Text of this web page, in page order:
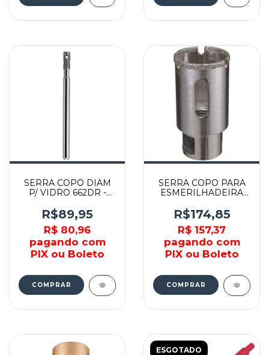
SERRA COPO DIAM
P/ VIDRO 662DR -
DREMEL
R$89,95
R$ 80,96
pagando com
PIX ou Boleto
SERRA COPO PARA
ESMERILHADEIRA
MAKITA
R$174,85
R$ 157,37
pagando com
PIX ou Boleto
ESGOTADO